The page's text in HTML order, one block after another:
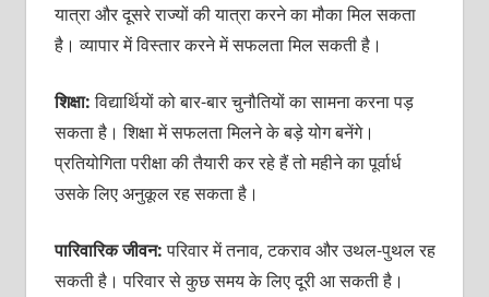
यात्रा और दूसरे राज्यों की यात्रा करने का मौका मिल सकता
है। व्यापार में विस्तार करने में सफलता मिल सकती है।
शिक्षा:विद्यार्थियों को बार-बार चुनौतियों का सामना करना पड़
सकता है। शिक्षा में सफलता मिलने के बड़े योग बनेंगे।
प्रतियोगिता परीक्षा की तैयारी कर रहे हैं तो महीने का पूर्वार्ध
उसके लिए अनुकूल रह सकता है।
पारिवारिक जीवन: परिवार में तनाव, टकराव और उथल-पुथल रह
सकती है। परिवार से कुछ समय के लिए दूरी आ सकती है।